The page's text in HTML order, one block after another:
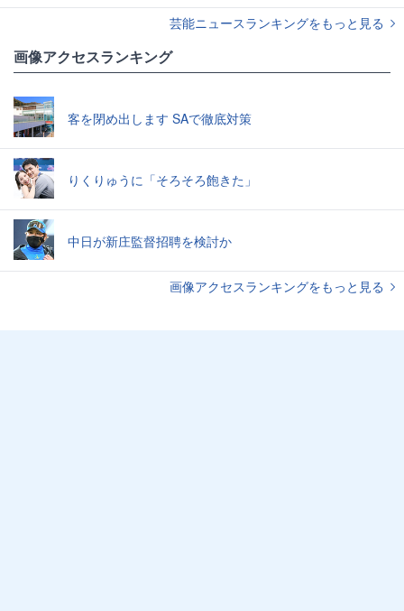
芸能ニュースランキングをもっと見る
画像アクセスランキング
客を閉め出します SAで徹底対策
りくりゅうに「そろそろ飽きた」
中日が新庄監督招聘を検討か
画像アクセスランキングをもっと見る